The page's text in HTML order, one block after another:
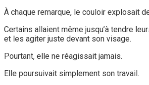
À chaque remarque, le couloir explosait
Certains allaient même jusqu’à tendre
et les agiter juste devant son visage.
Pourtant, elle ne réagissait jamais.
Elle poursuivait simplement son travail.